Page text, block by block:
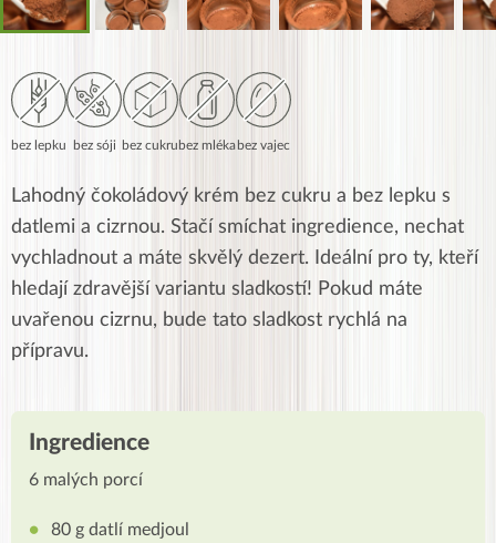
bez lepku bez sóji bez cukrubez mlékabez vajec
Lahodný čokoládový krém bez cukru a bez lepku s
datlemi a cizrnou. Stačí smíchat ingredience, nechat
vychladnout a máte skvělý dezert. Ideální pro ty, kteří
hledají zdravější variantu sladkostí! Pokud máte
uvařenou cizrnu, bude tato sladkost rychlá na
přípravu.
Ingredience
6 malých porcí
80 g datlí medjoul